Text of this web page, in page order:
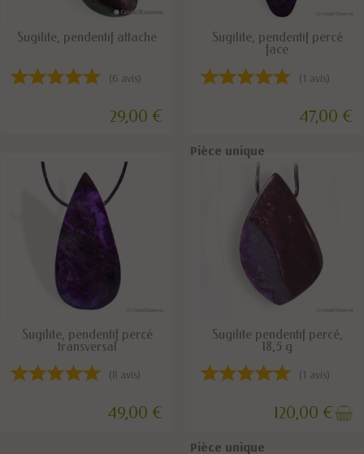
DISPONIBLE
Sugilite, pendentif attache
(6 avis)
29,00 €
DISPONIBLE
Sugilite, pendentif percé
face
(1 avis)
47,00 €
DERNIERS ARTICLES EN STOCK
Sugilite, pendentif percé
transversal
(8 avis)
49,00 €
RUPTURE DE STOCK
Pièce unique
Sugilite pendentif percé,
18,5 g
(1 avis)
120,00 €
Pièce unique
Pièce unique
Pièce unique